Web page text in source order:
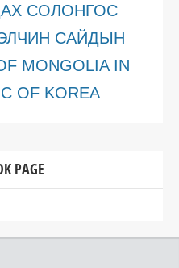
СОЛОНГОС
САЙДЫН
MONGOLIA IN
OF KOREA
PAGE